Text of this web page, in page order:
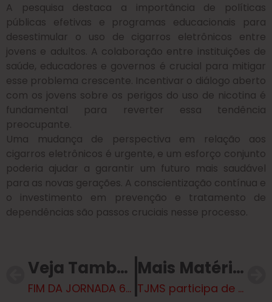
A pesquisa destaca a importância de políticas
públicas efetivas e programas educacionais para
desestimular o uso de cigarros eletrônicos entre
jovens e adultos. A colaboração entre instituições de
saúde, educadores e governos é crucial para mitigar
esse problema crescente. Incentivar o diálogo aberto
com os jovens sobre os perigos do uso de nicotina é
fundamental para reverter essa tendência
preocupante.
Uma mudança de perspectiva em relação aos
cigarros eletrônicos é urgente, e um esforço conjunto
poderia ajudar a garantir um futuro mais saudável
para as novas gerações. A conscientização contínua e
o investimento em prevenção e tratamento de
dependências são passos cruciais nesse processo.
Veja Também
FIM DA JORNADA 6X1, A PAUTA ESTÁ NA MESA. Reflexão do Professor José Bento de Arruda
Mais Matérias
TJMS participa de inauguração de fábrica da Suzano em Ribas do Rio Pardo